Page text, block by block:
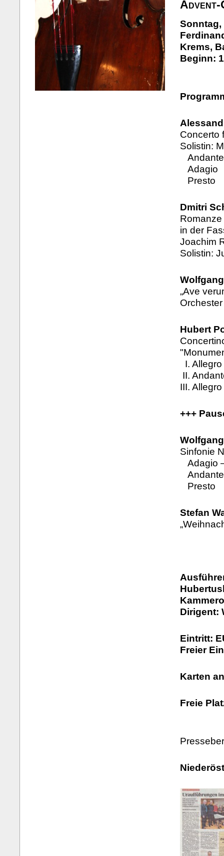
Sonntag,
Krems,
Beginn:
Concerto
Solistin:
Adagio
Presto
Dmitri
Romanze
in der
Joachim
Solistin:
„Ave
Hubert
I. Allegro
II.
III. Allegro
+++
Sinfonie
Adagio
Andante
Presto
Stefan
Dirigent:
Eintritt:
Freier
Karten
Freie